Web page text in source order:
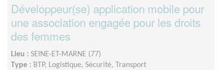
Développeur(se) application mobile pour
une association engagée pour les droits
des femmes
Lieu : SEINE-ET-MARNE (77)
Type : BTP, Logistique, Sécurité, Transport